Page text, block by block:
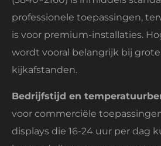
professionele toepassingen,
is voor premium-installaties.
wordt vooral belangrijk bij
kijkafstanden.
Bedrijfstijd en
voor commerciële
displays die 16-24 uur per dag